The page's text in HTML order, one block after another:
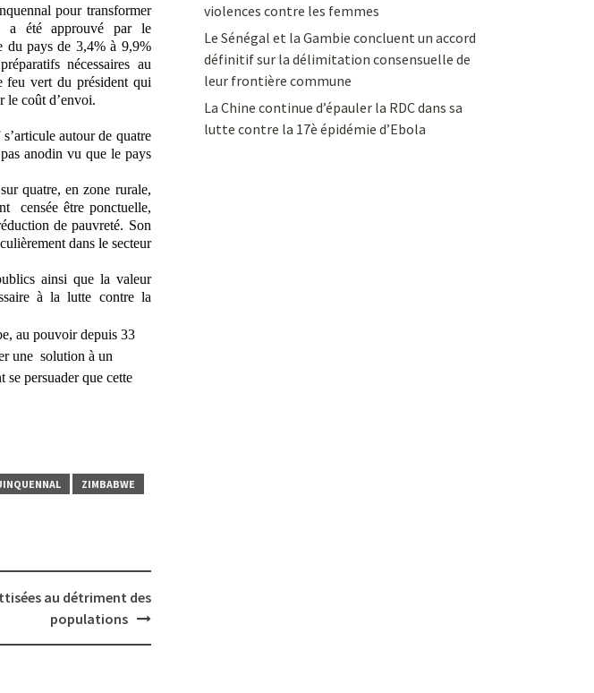
pour transformer
a été approuvé par le
du pays de 3,4% à 9,9%
nécessaires au
feu vert du président qui
le coût d’envoi.
autour de quatre
anodin vu que le pays
quatre, en zone rurale,
censée être ponctuelle,
de pauvreté. Son
dans le secteur
ainsi que la valeur
à la lutte contre la
au pouvoir depuis 33
une solution à un
persuader que cette
ZIMBABWE
au détriment des
populations
violences contre les femmes
Le Sénégal et la Gambie concluent un accord
définitif sur la délimitation consensuelle de
leur frontière commune
La Chine continue d’épauler la RDC dans sa
lutte contre la 17è épidémie d’Ebola